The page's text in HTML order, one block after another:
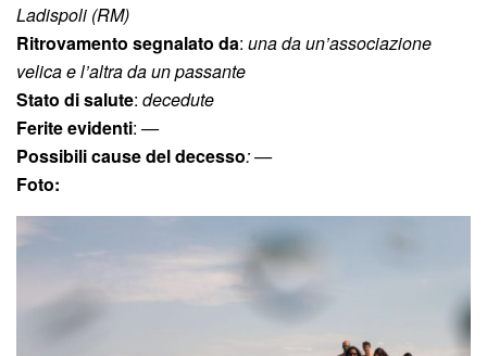
Ladispoli (RM)
Ritrovamento segnalato da: una da un’associazione
velica e l’altra da un passante
Stato di salute: decedute
Ferite evidenti: —
Possibili cause del decesso:—
Foto: